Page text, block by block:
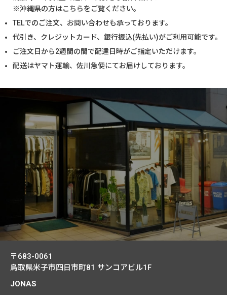
※沖縄県の方はこちらをご覧ください。
TELでのご注文、お問い合わせも承っております。
代引き、クレジットカード、銀行振込(先払い)がご利用可能です。
ご注文日から2週間の間で配達日時がご指定いただけます。
配送はヤマト運輸、佐川急便にてお届けしております。
〒683-0061
鳥取県米子市四日市町81 サンコアビル1F
JONAS